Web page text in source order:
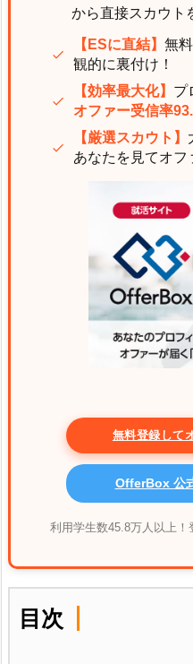
から直接スカウト
【ESに直結】 無
観的に裏付け！
【効率最大化】 プ
オファー受信率
【厳選スカウト】
あなたを見てオフ
無料登録して
OfferBox 公
利用学生数45.8万人以上！
目次